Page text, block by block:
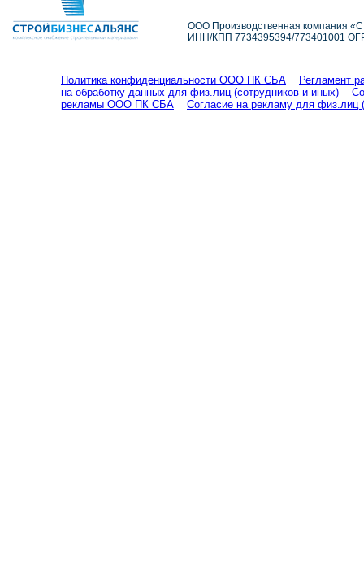
ООО Производственная компания
ИНН/КПП 7734395394/773401001
Политика конфиденциальности ООО ПК СБА
Регламент
на обработку данных для физ.лиц (сотрудников и иных)
рекламы ООО ПК СБА
Согласие на рекламу для физ.лиц